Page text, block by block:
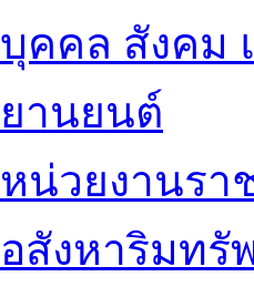
บุคคล สังคม
ยานยนต์
หน่วยงานรา
อสังหาริมทรั